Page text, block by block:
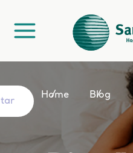
Home Blog